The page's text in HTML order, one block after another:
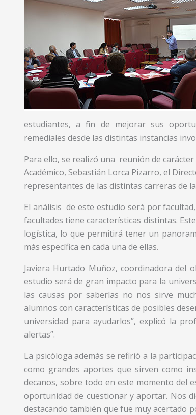
estudiantes, a fin de mejorar sus
remediales desde las distintas instancias
Para ello, se realizó una reunión de
Académico, Sebastián Lorca Pizarro, el
representantes de las distintas carreras de
El análisis de este estudio será por
facultades tiene características distintas.
logística, lo que permitirá tener un
más específica en cada una de ellas.
Javiera Hurtado Muñoz, coordinadora del
estudio será de gran impacto para la
las causas por saberlas no nos sirve
alumnos con características de posibles
universidad para ayudarlos”, explicó la
alertas”.
La psicóloga además se refirió a la
como grandes aportes que sirven como
decanos, sobre todo en este momento del
oportunidad de cuestionar y aportar. Nos
destacando también que fue muy acertado